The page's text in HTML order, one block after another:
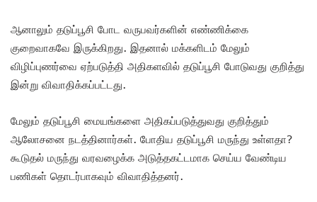
ஆனாலும் தடுப்பூசி போட வருபவர்களின் எண்ணிக்கை
குறைவாகவே இருக்கிறது. இதனால் மக்களிடம் மேலும்
விழிப்புணர்வை ஏற்படுத்தி அதிகளவில் தடுப்பூசி போடுவது குறித்து
இன்று விவாதிக்கப்பட்டது.
மேலும் தடுப்பூசி மையங்களை அதிகப்படுத்துவது குறித்தும்
ஆலோசனை நடத்தினார்கள். போதிய தடுப்பூசி மருந்து உள்ளதா?
கூடுதல் மருந்து வரவழைக்க அடுத்தகட்டமாக செய்ய வேண்டிய
பணிகள் தொடர்பாகவும் விவாதித்தனர்.